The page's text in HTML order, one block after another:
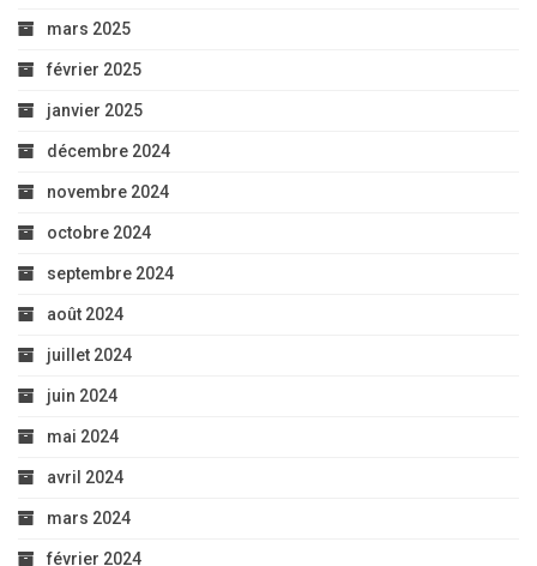
mars 2025
février 2025
janvier 2025
décembre 2024
novembre 2024
octobre 2024
septembre 2024
août 2024
juillet 2024
juin 2024
mai 2024
avril 2024
mars 2024
février 2024